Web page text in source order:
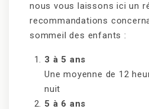
nous vous laissons ici un
recommandations
sommeil des enfants :
3 à 5 ans
Une moyenne de 12
nuit
5 à 6 ans